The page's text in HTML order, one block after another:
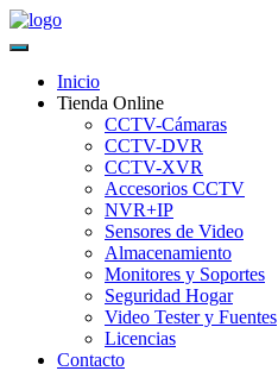
Inicio
Tienda Online
CCTV-Cámaras
CCTV-DVR
CCTV-XVR
Accesorios CCTV
NVR+IP
Sensores de Video
Almacenamiento
Monitores y Soportes
Seguridad Hogar
Video Tester y Fuentes
Licencias
Contacto